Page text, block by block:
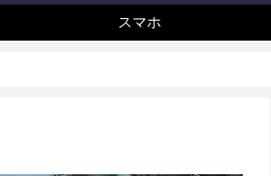
スマホ